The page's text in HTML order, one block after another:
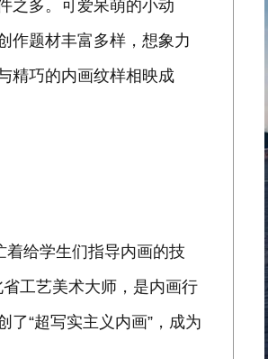
之多。可爱呆萌的小动
作题材丰富多样，想象力
精巧的内画纹样相映成
着给学生们指导内画的技
工艺美术大师，是内画行
“超写实主义内画”，成为